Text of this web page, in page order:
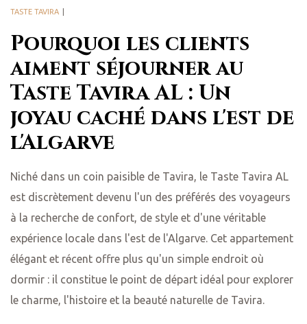
Pourquoi les clients
aiment séjourner au
Taste Tavira AL : Un
joyau caché dans l'est de
l'Algarve
TASTE TAVIRA
Niché dans un coin paisible de Tavira, le Taste Tavira AL
est discrètement devenu l'un des préférés des voyageurs
à la recherche de confort, de style et d'une véritable
expérience locale dans l'est de l'Algarve. Cet appartement
élégant et récent offre plus qu'un simple endroit où
dormir : il constitue le point de départ idéal pour explorer
le charme, l'histoire et la beauté naturelle de Tavira.